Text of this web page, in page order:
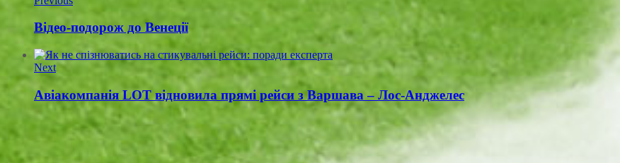
Відео-подорож до Венеції
Next
Авіакомпанія LOT відновила прямі рейси з Варшава – Лос-Анджелес